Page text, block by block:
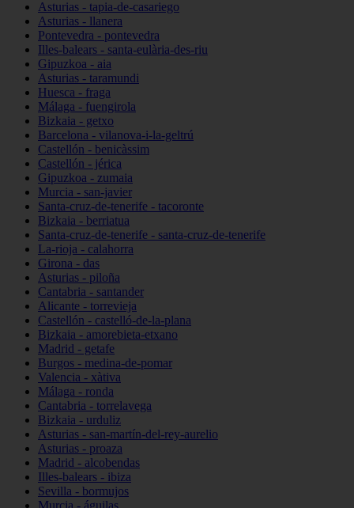
Asturias - tapia-de-casariego
Asturias - llanera
Pontevedra - pontevedra
Illes-balears - santa-eulària-des-riu
Gipuzkoa - aia
Asturias - taramundi
Huesca - fraga
Málaga - fuengirola
Bizkaia - getxo
Barcelona - vilanova-i-la-geltrú
Castellón - benicàssim
Castellón - jérica
Gipuzkoa - zumaia
Murcia - san-javier
Santa-cruz-de-tenerife - tacoronte
Bizkaia - berriatua
Santa-cruz-de-tenerife - santa-cruz-de-tenerife
La-rioja - calahorra
Girona - das
Asturias - piloña
Cantabria - santander
Alicante - torrevieja
Castellón - castelló-de-la-plana
Bizkaia - amorebieta-etxano
Madrid - getafe
Burgos - medina-de-pomar
Valencia - xàtiva
Málaga - ronda
Cantabria - torrelavega
Bizkaia - urduliz
Asturias - san-martín-del-rey-aurelio
Asturias - proaza
Madrid - alcobendas
Illes-balears - ibiza
Sevilla - bormujos
Murcia - águilas